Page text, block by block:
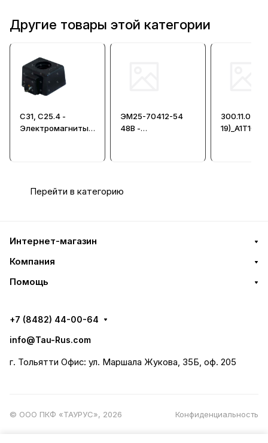
Другие товары этой категории
С31, C25.4 -
Электромагниты
ЭМ25-70412-54
48В -
Перейти в категорию
Интернет-магазин
Компания
Помощь
+7 (8482) 44-00-64
info@Tau-Rus.com
г. Тольятти Офис: ул. Маршала Жукова, 35Б, оф. 205
© ООО ПКФ «ТАУРУС», 2026 Конфиденциальность